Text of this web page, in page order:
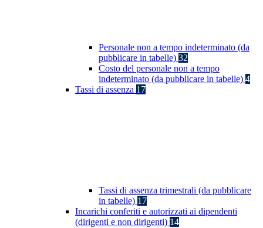
Personale non a tempo indeterminato (da
pubblicare in tabelle) 32
Costo del personale non a tempo
indeterminato (da pubblicare in tabelle) 4
Tassi di assenza 17
Tassi di assenza trimestrali (da pubblicare
in tabelle) 17
Incarichi conferiti e autorizzati ai dipendenti
(dirigenti e non dirigenti) 14